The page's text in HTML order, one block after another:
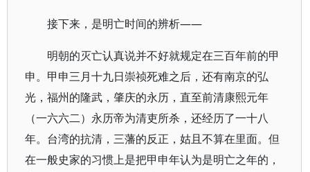
接下来，是明亡时间的辨析——
明朝的灭亡认真说并不好就规定在三百年前的甲
申。甲申三月十九日崇祯死难之后，还有南京的弘
光，福州的隆武，肇庆的永历，直至前清康熙元年
（一六六二）永历帝为清吏所杀，还经历了一十八
年。台湾的抗清，三藩的反正，姑且不算在里面。但
在一般史家的习惯上是把甲申年认为是明亡之年的，